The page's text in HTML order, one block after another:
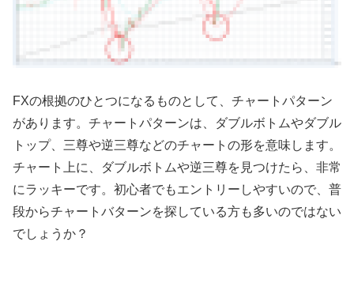
FXの根拠のひとつになるものとして、チャートパターン
があります。チャートパターンは、ダブルボトムやダブル
トップ、三尊や逆三尊などのチャートの形を意味します。
チャート上に、ダブルボトムや逆三尊を見つけたら、非常
にラッキーです。初心者でもエントリーしやすいので、普
段からチャートバターンを探している方も多いのではない
でしょうか？